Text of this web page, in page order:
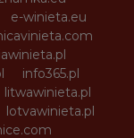
e-winieta.eu
info365.pl
litwawinieta.pl
lotvawinieta.pl